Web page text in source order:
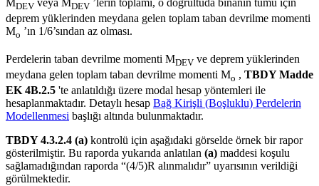
M DEV veya M DEV ’lerin toplamı, o doğrultuda binanın tümü için
deprem yüklerinden meydana gelen toplam taban devrilme momenti
Mo ’ın 1/6’sından az olması.
Perdelerin taban devrilme momenti MDEV ve deprem yüklerinden
meydana gelen toplam taban devrilme momenti Mo , TBDY Madde
EK 4B.2.5 'te anlatıldığı üzere modal hesap yöntemleri ile
hesaplanmaktadır. Detaylı hesap Bağ Kirişli (Boşluklu) Perdelerin
Modellenmesi başlığı altında bulunmaktadır.
TBDY 4.3.2.4 (a) kontrolü için aşağıdaki görselde örnek bir rapor
gösterilmiştir. Bu raporda yukarıda anlatılan (a) maddesi koşulu
sağlamadığından raporda “(4/5)R alınmalıdır” uyarısının verildiği
görülmektedir.